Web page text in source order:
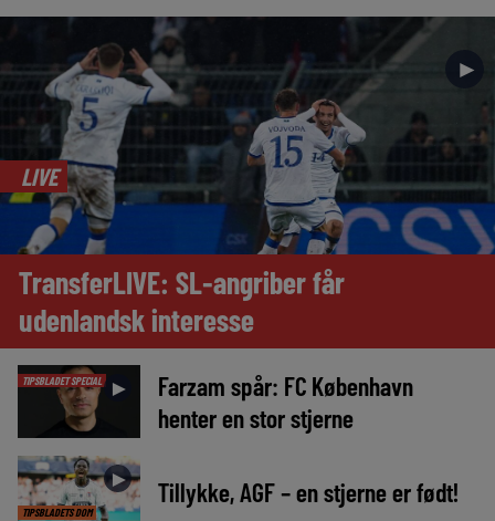
►
LIVE
TransferLIVE: SL-angriber får
udenlandsk interesse
TIPSBLADET SPECIAL ►
Farzam spår: FC København
henter en stor stjerne
TIPSBLADETS DOM
► Tillykke, AGF – en stjerne er født!